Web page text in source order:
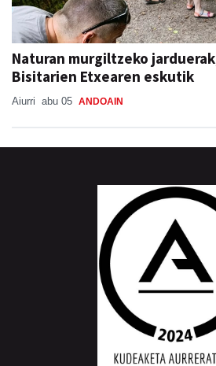
Naturan murgiltzeko
Bisitarien Etxearen eskutik
Aiurri abu 05 ANDOAIN